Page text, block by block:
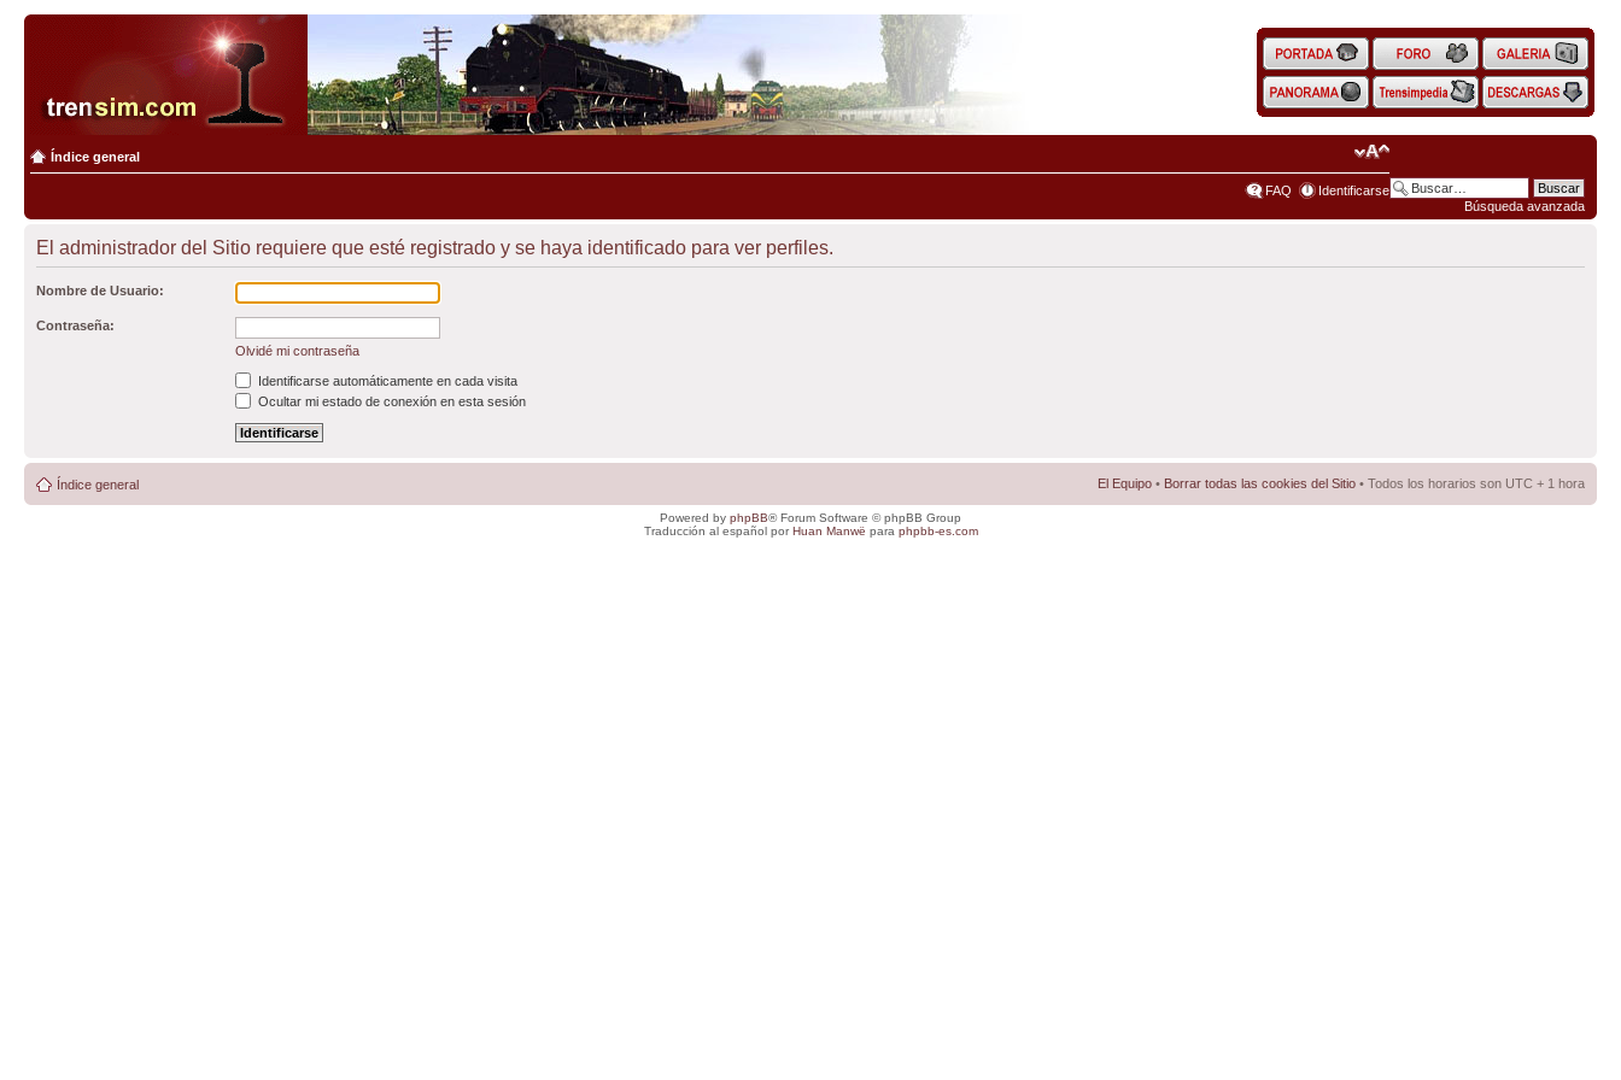
Búsqueda avanzada
Índice general
FAQ Identificarse
El administrador del Sitio requiere que esté registrado y se haya identificado para ver perfiles.
Nombre de Usuario:
Contraseña:
Olvidé mi contraseña
Identificarse automáticamente en cada visita
Ocultar mi estado de conexión en esta sesión
Índice general El Equipo • Borrar todas las cookies del Sitio • Todos los horarios son UTC + 1 hora
Powered by phpBB® Forum Software © phpBB Group
Traducción al español porHuan Manwë para phpbb-es.com